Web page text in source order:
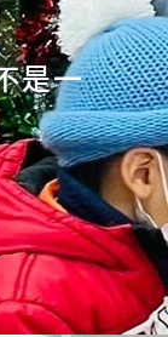
是一